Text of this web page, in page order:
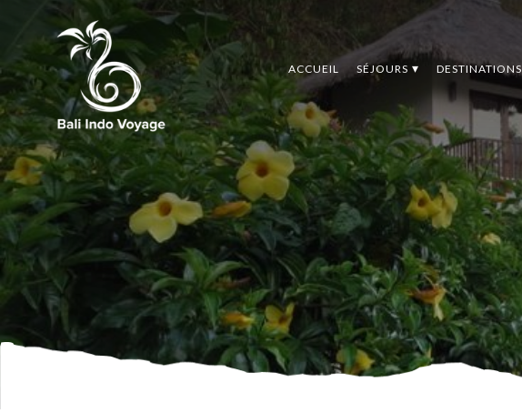
ACCUEIL SÉJOURS DESTINATIONS